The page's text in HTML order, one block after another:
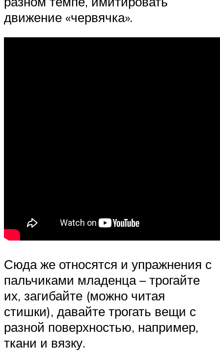
движение «червячка».
Сюда же относятся и упражнения с
пальчиками младенца – трогайте
их, загибайте (можно читая
стишки), давайте трогать вещи с
разной поверхностью, например,
ткани и вязку.